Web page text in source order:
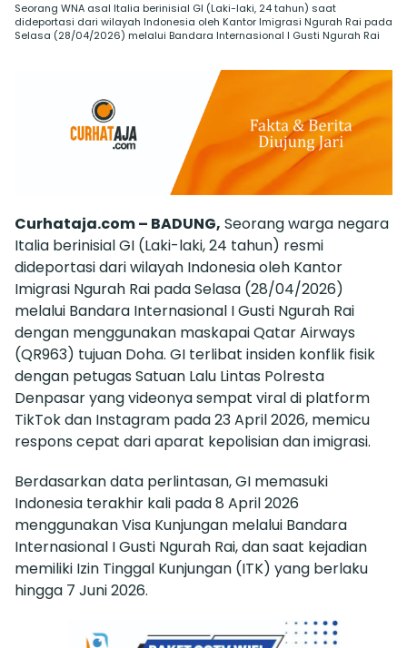
Seorang WNA asal Italia berinisial GI (Laki-laki, 24 tahun) saat
dideportasi dari wilayah Indonesia oleh Kantor Imigrasi Ngurah Rai pada
Selasa (28/04/2026) melalui Bandara Internasional I Gusti Ngurah Rai
Curhataja.com – BADUNG, Seorang warga negara
Italia berinisial GI (Laki-laki, 24 tahun) resmi
dideportasi dari wilayah Indonesia oleh Kantor
Imigrasi Ngurah Rai pada Selasa (28/04/2026)
melalui Bandara Internasional I Gusti Ngurah Rai
dengan menggunakan maskapai Qatar Airways
(QR963) tujuan Doha. GI terlibat insiden konflik fisik
dengan petugas Satuan Lalu Lintas Polresta
Denpasar yang videonya sempat viral di platform
TikTok dan Instagram pada 23 April 2026, memicu
respons cepat dari aparat kepolisian dan imigrasi.
Berdasarkan data perlintasan, GI memasuki
Indonesia terakhir kali pada 8 April 2026
menggunakan Visa Kunjungan melalui Bandara
Internasional I Gusti Ngurah Rai, dan saat kejadian
memiliki Izin Tinggal Kunjungan (ITK) yang berlaku
hingga 7 Juni 2026.